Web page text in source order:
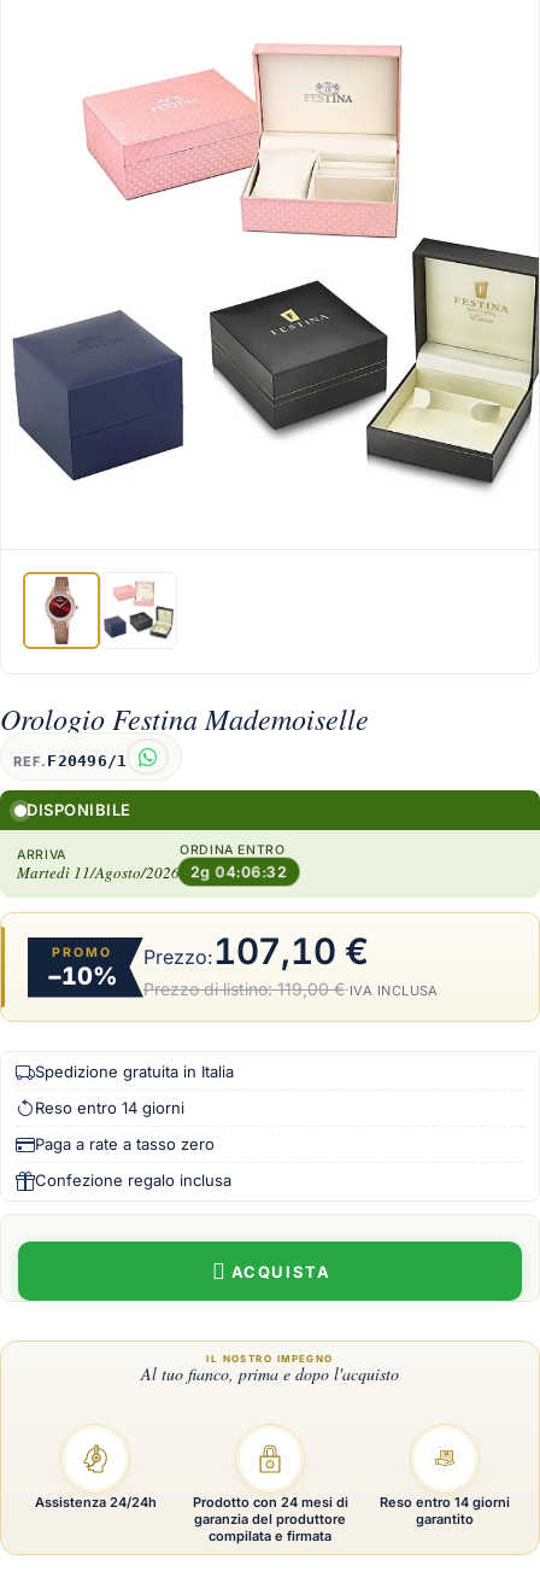
Orologio Festina Mademoiselle
REF. F20496/1
DISPONIBILE
ARRIVA
Martedì 11/Agosto/2026
ORDINA ENTRO
2g 04:06:31
PROMO
−10%
Prezzo:107,10 €
Prezzo di listino:119,00 €·IVA INCLUSA
Spedizione gratuita in Italia
Reso entro 14 giorni
Paga a rate a tasso zero
Confezione regalo inclusa
ACQUISTA
Assistenza 24/24h
Prodotto con 24 mesi di
garanzia del produttore
compilata e firmata
Reso entro 14 giorni
garantito